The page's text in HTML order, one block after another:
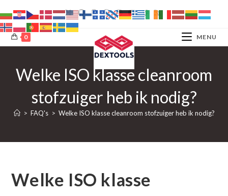
naar
inhoud
0 MENU
Welke ISO klasse cleanroom
stofzuiger heb ik nodig?
> FAQ's > Welke ISO klasse cleanroom stofzuiger heb ik nodig?
Welke ISO klasse